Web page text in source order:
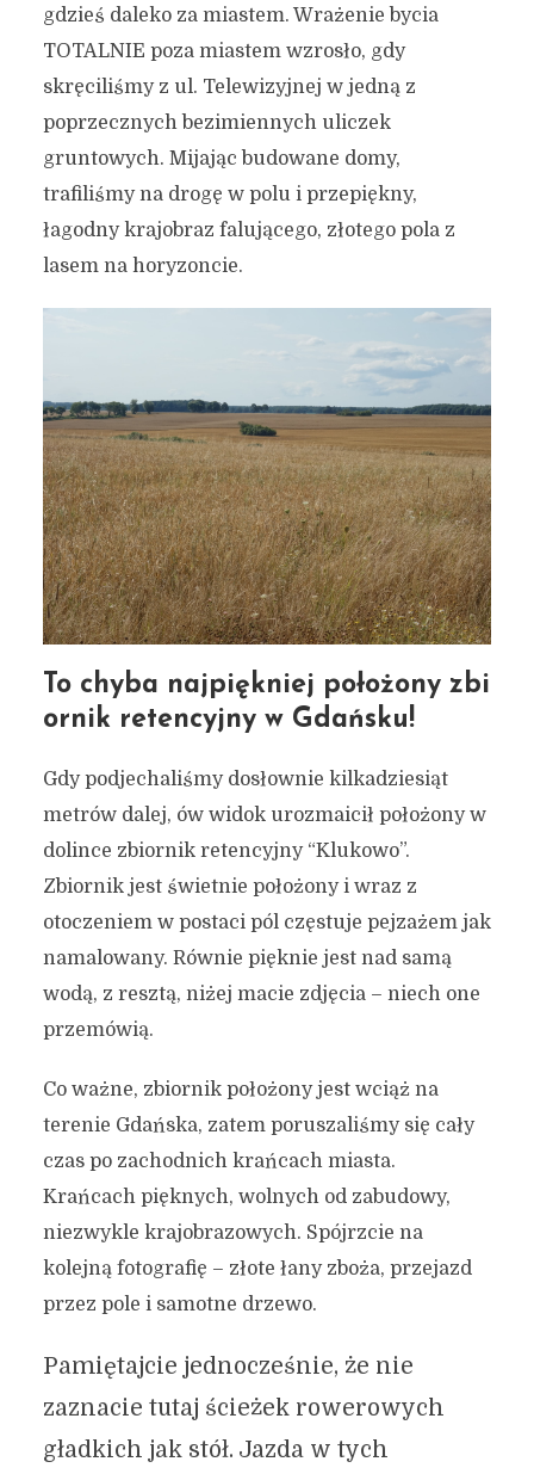
gdzieś daleko za miastem. Wrażenie bycia
TOTALNIE poza miastem wzrosło, gdy
skręciliśmy z ul. Telewizyjnej w jedną z
poprzecznych bezimiennych uliczek
gruntowych. Mijając budowane domy,
trafiliśmy na drogę w polu i przepiękny,
łagodny krajobraz falującego, złotego pola z
lasem na horyzoncie.
To chyba najpiękniej położony zbi
ornik retencyjny w Gdańsku!
Gdy podjechaliśmy dosłownie kilkadziesiąt
metrów dalej, ów widok urozmaicił położony w
dolince zbiornik retencyjny “Klukowo”.
Zbiornik jest świetnie położony i wraz z
otoczeniem w postaci pól częstuje pejzażem jak
namalowany. Równie pięknie jest nad samą
wodą, z resztą, niżej macie zdjęcia – niech one
przemówią.
Co ważne, zbiornik położony jest wciąż na
terenie Gdańska, zatem poruszaliśmy się cały
czas po zachodnich krańcach miasta.
Krańcach pięknych, wolnych od zabudowy,
niezwykle krajobrazowych. Spójrzcie na
kolejną fotografię – złote łany zboża, przejazd
przez pole i samotne drzewo.
Pamiętajcie jednocześnie, że nie
zaznacie tutaj ścieżek rowerowych
gładkich jak stół. Jazda w tych